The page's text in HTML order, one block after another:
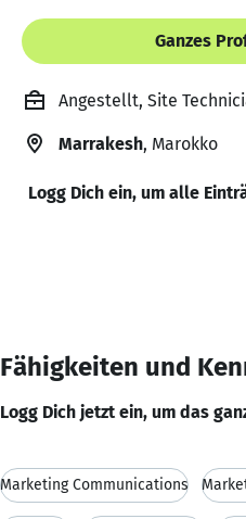
Ganzes
Angestellt, Site
Marrakesh, Marokko
Logg Dich ein, um alle
Fähigkeiten und
Logg Dich jetzt ein, um das
Marketing Communications